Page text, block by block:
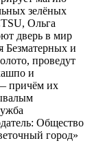
зелёных
Ольга
дверь в мир
Безматерных и
проведут
и
причём их
Общество
город»